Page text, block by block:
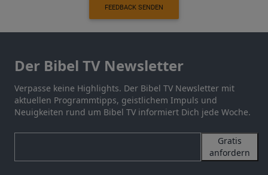
FEEDBACK SENDEN
Der Bibel TV Newsletter
Verpasse keine Highlights. Der Bibel TV Newsletter mit
aktuellen Programmtipps, geistlichem Impuls und
Neuigkeiten rund um Bibel TV informiert Dich jede Woche.
Gratis
anfordern